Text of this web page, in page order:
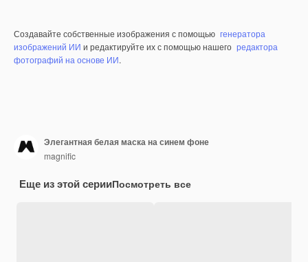
Создавайте собственные изображения с помощью генератора
изображений ИИ и редактируйте их с помощью нашего редактора
фотографий на основе ИИ.
Элегантная белая маска на синем фоне
magnific
Еще из этой серииПосмотреть все